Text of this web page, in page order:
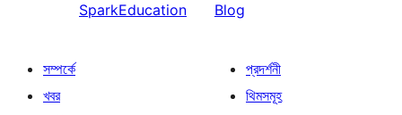
SparkEducation
Blog
সম্পর্কে
খবর
প্রদর্শনী
থিমসমূহ